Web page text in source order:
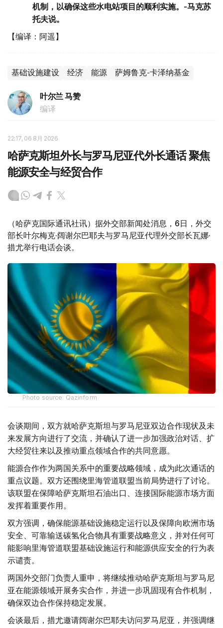
机制，以确保这些水电站项目的顺利实施。-马克苏
托夫说。
【编译：阿遥】
基础设施建设 经济 能源 萨姆鲁克-卡泽纳基金
叶尔兰 马赞
编译
22:17, 06 8月 2026
哈萨克斯坦外长与罗马尼亚代外长通话 聚焦
能源安全与经贸合作
（哈萨克国际通讯社讯）据外交部新闻处消息，6日，外交
部长叶尔梅克·阔谢尔巴耶夫与罗马尼亚代理外交部长瓦娜·
措尤举行电话会谈。
Photo source: Qazinform
会谈期间，双方就哈萨克斯坦与罗马尼亚双边合作现状及未
来发展方向进行了交流，并确认了进一步加强政治对话、扩
大经贸往来以及推动重点领域合作的共同意愿。
能源合作作为两国关系中的重要战略领域，成为此次通话的
重点议题。双方还围绕里海管道联盟当前局势进行了讨论。
该联盟在保障哈萨克斯坦石油出口、连接国际能源市场方面
发挥着重要作用。
双方强调，确保能源基础设施稳定运行以及保障向欧洲市场
安全、可靠输送碳氢化合物具有重要战略意义，并对任何可
能影响里海管道联盟基础设施运行和能源供应安全的行为表
示谴责。
两国外交部门负责人重申，将继续推动哈萨克斯坦与罗马尼
亚在能源领域开展务实合作，并进一步巩固现有合作机制，
确保双边合作保持稳定发展。
会谈最后，措尤邀请阔谢尔巴耶夫访问罗马尼亚，并强调继